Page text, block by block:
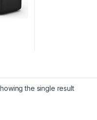
the single result